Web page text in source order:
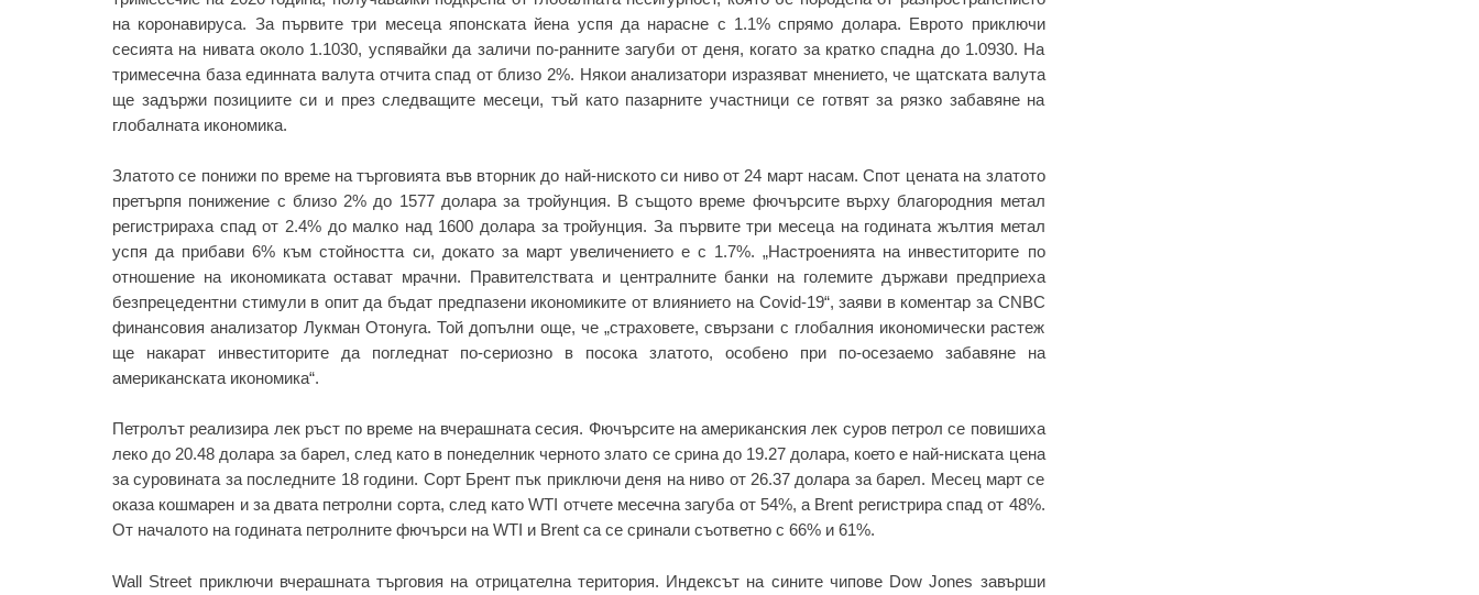
на коронавируса. За първите три месеца японската йена успя да нарасне с 1.1% спрямо долара. Еврото приключи
сесията на нивата около 1.1030, успявайки да заличи по-ранните загуби от деня, когато за кратко спадна до 1.0930. На
тримесечна база единната валута отчита спад от близо 2%. Някои анализатори изразяват мнението, че щатската валута
ще задържи позициите си и през следващите месеци, тъй като пазарните участници се готвят за рязко забавяне на
глобалната икономика.
Златото се понижи по време на търговията във вторник до най-ниското си ниво от 24 март насам. Спот цената на златото
претърпя понижение с близо 2% до 1577 долара за тройунция. В същото време фючърсите върху благородния метал
регистрираха спад от 2.4% до малко над 1600 долара за тройунция. За първите три месеца на годината жълтия метал
успя да прибави 6% към стойността си, докато за март увеличението е с 1.7%. „Настроенията на инвеститорите по
отношение на икономиката остават мрачни. Правителствата и централните банки на големите държави предприеха
безпрецедентни стимули в опит да бъдат предпазени икономиките от влиянието на Covid-19“, заяви в коментар за CNBC
финансовия анализатор Лукман Отонуга. Той допълни още, че „страховете, свързани с глобалния икономически растеж
ще накарат инвеститорите да погледнат по-сериозно в посока златото, особено при по-осезаемо забавяне на
американската икономика“.
Петролът реализира лек ръст по време на вчерашната сесия. Фючърсите на американския лек суров петрол се повишиха
леко до 20.48 долара за барел, след като в понеделник черното злато се срина до 19.27 долара, което е най-ниската цена
за суровината за последните 18 години. Сорт Брент пък приключи деня на ниво от 26.37 долара за барел. Месец март се
оказа кошмарен и за двата петролни сорта, след като WTI отчете месечна загуба от 54%, а Brent регистрира спад от 48%.
От началото на годината петролните фючърси на WTI и Brent са се сринали съответно с 66% и 61%.
Wall Street приключи вчерашната търговия на отрицателна територия. Индексът на сините чипове Dow Jones завърши